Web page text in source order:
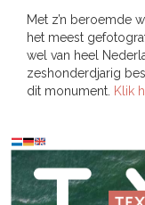
Met z’n beroemde
het meest
wel van heel
zeshonderdjarig
dit monument. Klik